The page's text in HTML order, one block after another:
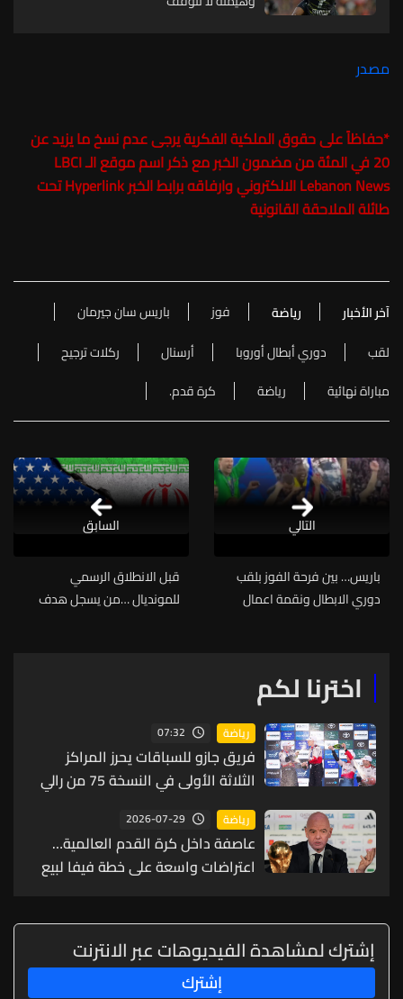
مصدر
*حفاظاً على حقوق الملكية الفكرية يرجى عدم نسخ ما يزيد عن
20 في المئة من مضمون الخبر مع ذكر اسم موقع الـ
LBCI
Lebanon News
الالكتروني وارفاقه برابط الخبر Hyperlink تحت
طائلة الملاحقة القانونية
آخر الأخبار رياضة فوز
باريس سان جيرمان
لقب
دوري أبطال أوروبا أرسنال
ركلات ترجيح
مباراة نهائية
رياضة كرة قدم.
التالي
باريس… بين فرحة الفوز بلقب
دوري الابطال ونقمة اعمال
قبل الانطلاق الرسمي
للمونديال …من يسجل هدف
السابق
اخترنا لكم
رياضة 07:32
فريق جازو للسباقات يحرز المراكز
الثلاثة الأولى في النسخة 75 من رالي
فنلندا
رياضة 2026-07-29
عاصفة داخل كرة القدم العالمية…
اعتراضات واسعة على خطة فيفا لبيع
إشترك لمشاهدة الفيديوهات عبر الانترنت
إشترك